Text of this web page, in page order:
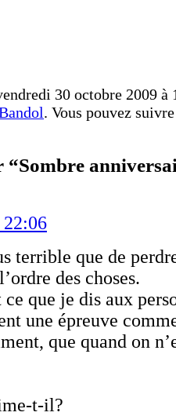
30 octobre 2009 à
. Vous pouvez
“Sombre
22:06
terrible que de
des choses.
ce que je dis aux
une épreuve
que quand on
t-il?